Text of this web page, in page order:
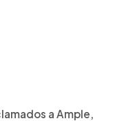
a Ample,